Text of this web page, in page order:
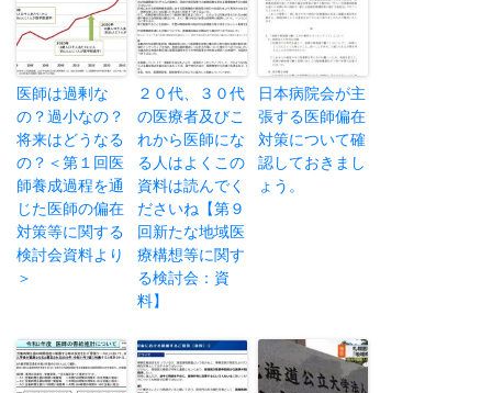
医師は過剰な
の？過小なの？
将来はどうなる
の？＜第１回医
師養成過程を通
じた医師の偏在
対策等に関する
検討会資料より
＞
２０代、３０代
の医療者及びこ
れから医師にな
る人はよくこの
資料は読んでく
ださいね【第９
回新たな地域医
療構想等に関す
る検討会：資
料】
日本病院会が主
張する医師偏在
対策について確
認しておきまし
ょう。